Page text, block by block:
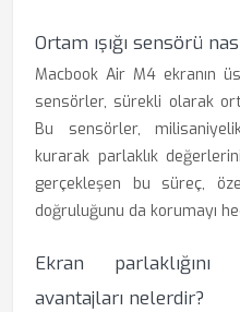
Ortam ışığı sensörü
Macbook Air M4 ekranın
sensörler, sürekli olarak
Bu sensörler,
kurarak parlaklık
gerçekleşen bu süreç,
doğruluğunu da korumayı
Ekran parlaklığını
avantajları nelerdir?